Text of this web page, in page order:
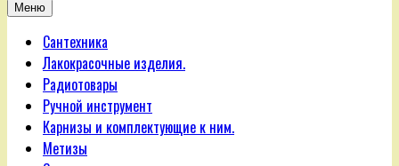
Меню
Сантехника
Лакокрасочные изделия.
Радиотовары
Ручной инструмент
Карнизы и комплектующие к ним.
Метизы